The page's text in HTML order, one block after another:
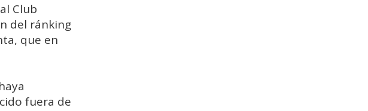
Club
del ránking
que en
fuera de